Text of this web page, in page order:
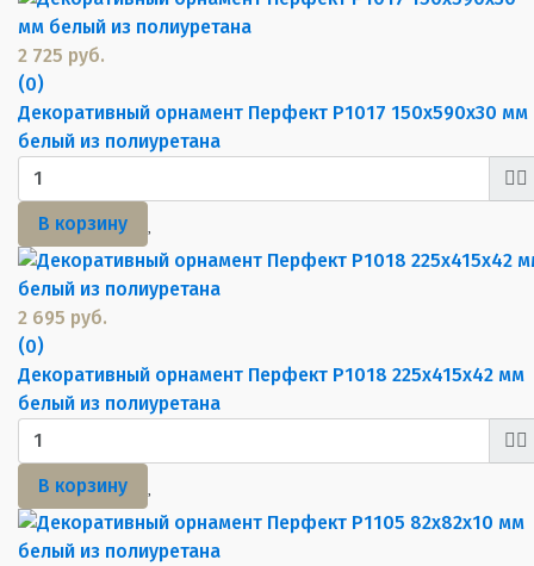
2 725 руб.
(0)
Декоративный орнамент Перфект P1017 150х590х30 мм
белый из полиуретана
В корзину
2 695 руб.
(0)
Декоративный орнамент Перфект P1018 225х415х42 мм
белый из полиуретана
В корзину